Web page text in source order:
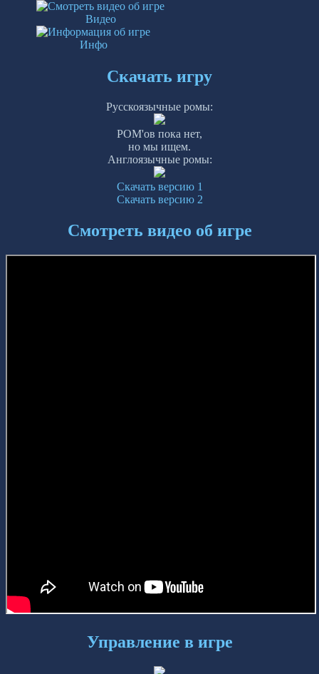
Видео
Инфо
Скачать игру
Русскоязычные ромы:
РОМ'ов пока нет,
но мы ищем.
Англоязычные ромы:
Скачать версию 1
Скачать версию 2
Смотреть видео об игре
Управление в игре